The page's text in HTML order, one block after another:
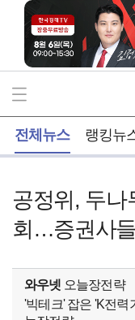
전체뉴스 랭킹뉴
공정위, 두나
회…증권사
와우넷 오늘장전략
'빅테크' 잡은 'K전력